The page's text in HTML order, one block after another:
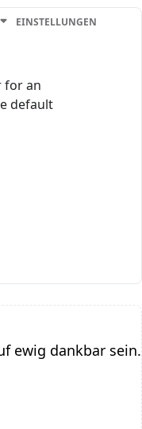
EINSTELLUNGEN
for an
default
ewig dankbar sein.